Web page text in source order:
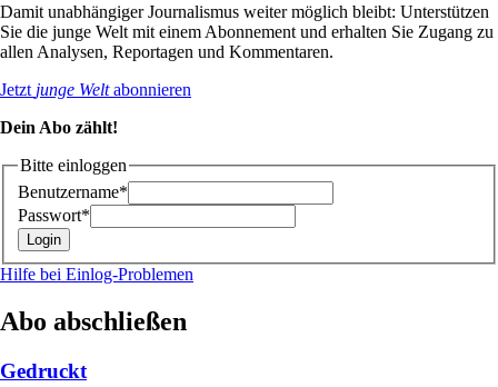
Damit unabhängiger Journalismus weiter möglich bleibt: Unterstützen
Sie die junge Welt mit einem Abonnement und erhalten Sie Zugang zu
allen Analysen, Reportagen und Kommentaren.
Jetzt junge Weltabonnieren
Dein Abo zählt!
Bitte einloggen
Benutzername*
Passwort*
Hilfe bei Einlog-Problemen
Abo abschließen
Gedruckt